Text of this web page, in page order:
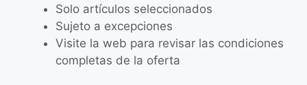
Solo artículos seleccionados
Sujeto a excepciones
Visite la web para revisar las condiciones
completas de la oferta